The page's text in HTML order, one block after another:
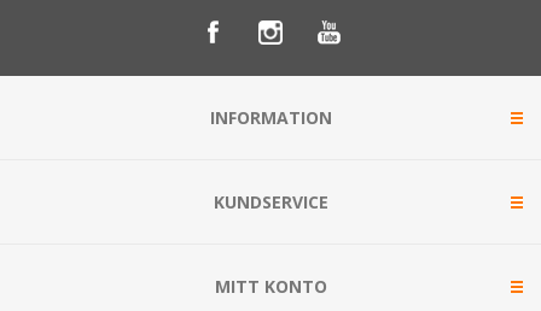
INFORMATION
KUNDSERVICE
MITT KONTO